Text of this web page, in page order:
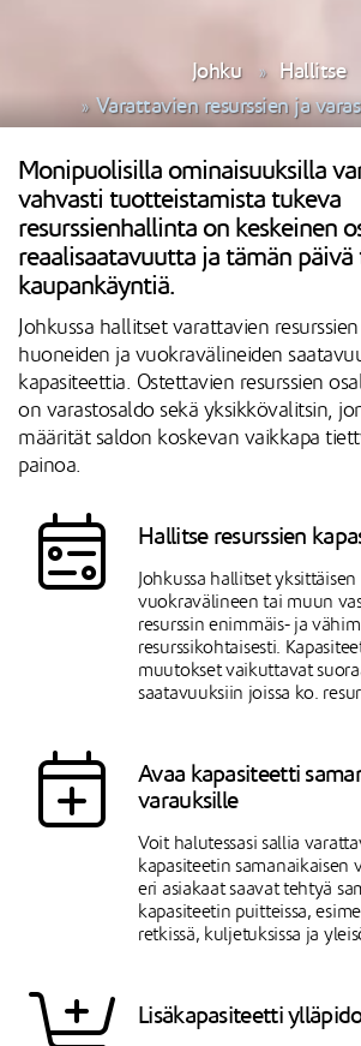
Johku
Hallitse
Varattavien resurssien ja
Monipuolisilla ominaisuuksilla
vahvasti tuotteistamista tukeva
resurssienhallinta on keskeinen
reaalisaatavuutta ja tämän päivä
kaupankäyntiä.
Johkussa hallitset varattavien
huoneiden ja vuokravälineiden
kapasiteettia. Ostettavien resurssien
on varastosaldo sekä yksikkövalitsin,
määrität saldon koskevan vaikkapa
painoa.
Hallitse resurssien
Johkussa hallitset
vuokravälineen tai muun
resurssin enimmäis- ja
resurssikohtaisesti.
muutokset vaikuttavat
saatavuuksiin joissa ko.
Avaa kapasiteetti
varauksille
Voit halutessasi sallia
kapasiteetin samanaikaisen
eri asiakaat saavat tehtyä
kapasiteetin puitteissa,
retkissä, kuljetuksissa ja
Lisäkapasiteetti